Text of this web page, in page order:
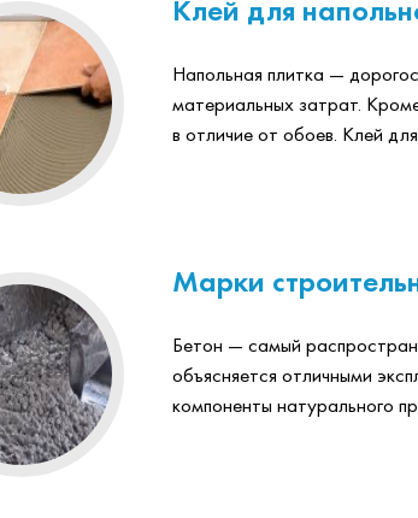
Клей для
Напольная плитка —
материальных затрат.
в отличие от обоев. Клей
Марки
Бетон — самый
объясняется отличными
компоненты натурального